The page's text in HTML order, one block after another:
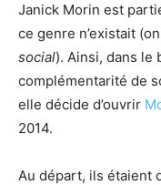
Janick Morin est
ce genre n’existait
social). Ainsi, dans le
complémentarité de
elle décide d’ouvrir
2014.
Au départ, ils étaient